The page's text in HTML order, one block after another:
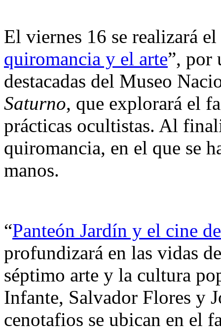
El viernes 16 se realizará
quiromancia y el arte”, por
destacadas del Museo
Saturno, que explorará el
prácticas ocultistas. Al
quiromancia, en el que se
manos.
“Panteón Jardín y el cine
profundizará en las vidas
séptimo arte y la cultura
Infante, Salvador Flores y
cenotafios se ubican en el